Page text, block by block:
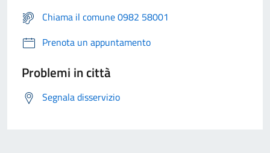
Chiama il comune 0982 58001
Prenota un appuntamento
Problemi in città
Segnala disservizio